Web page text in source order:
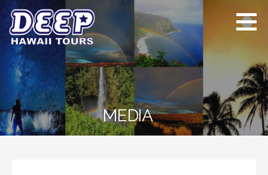
Skip
to
content
ディープ ハワイ
ツアーズ
ハワイ島のプライベー
トツアー
MEDIA